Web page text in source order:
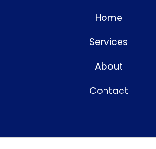
Home
Services
About
Contact